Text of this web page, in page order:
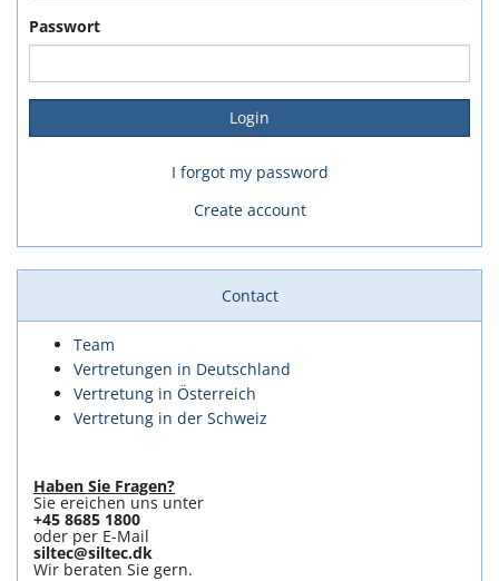
Passwort
I forgot my password
Create account
Contact
Team
Vertretungen in Deutschland
Vertretung in Österreich
Vertretung in der Schweiz
Haben Sie Fragen?
Sie ereichen uns unter
+45 8685 1800
oder per E-Mail
siltec@siltec.dk
Wir beraten Sie gern.